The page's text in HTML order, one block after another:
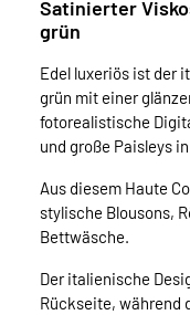
Satinierter
grün
Edel luxeriös ist der
grün mit einer
fotorealistische
und große Paisleys
Aus diesem Haute
stylische Blousons,
Bettwäsche.
Der italienische
Rückseite, während